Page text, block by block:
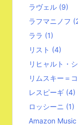
ラヴェル (9)
ラフマニノフ
ララ (1)
リスト (4)
リヒャルト・
リムスキー＝
レスピーギ (4)
ロッシーニ (1)
Amazon